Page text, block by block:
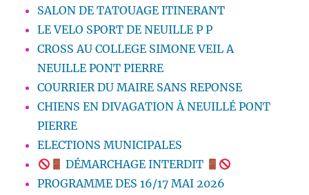
SALON DE TATOUAGE ITINERANT
LE VELO SPORT DE NEUILLE P P
CROSS AU COLLEGE SIMONE VEIL A
NEUILLE PONT PIERRE
COURRIER DU MAIRE SANS REPONSE
CHIENS EN DIVAGATION À NEUILLÉ PONT
PIERRE
ELECTIONS MUNICIPALES
DÉMARCHAGE INTERDIT
PROGRAMME DES 16/17 MAI 2026